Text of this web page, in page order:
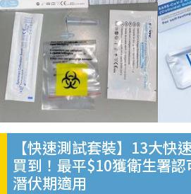
【快速測試套裝】13大快
買到！最平$10獲衛生署
潛伏期適用